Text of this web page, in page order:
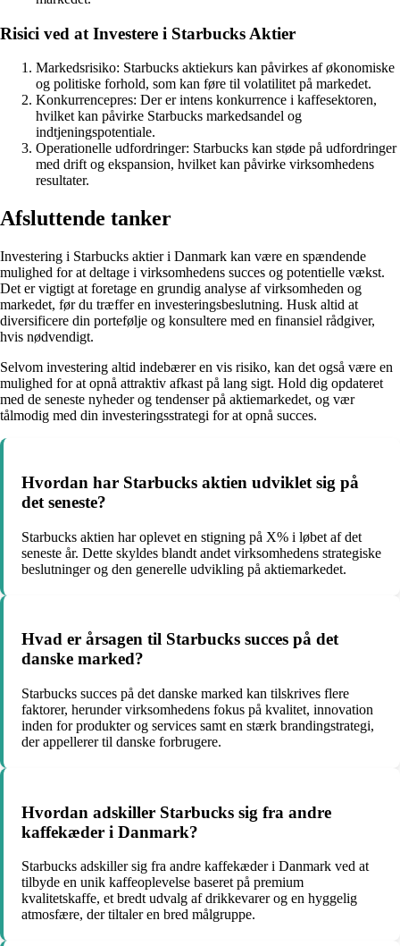
Risici ved at Investere i Starbucks Aktier
Markedsrisiko: Starbucks aktiekurs kan påvirkes af økonomiske
og politiske forhold, som kan føre til volatilitet på markedet.
Konkurrencepres: Der er intens konkurrence i kaffesektoren,
hvilket kan påvirke Starbucks markedsandel og
indtjeningspotentiale.
Operationelle udfordringer: Starbucks kan støde på udfordringer
med drift og ekspansion, hvilket kan påvirke virksomhedens
resultater.
Afsluttende tanker
Investering i Starbucks aktier i Danmark kan være en spændende
mulighed for at deltage i virksomhedens succes og potentielle vækst.
Det er vigtigt at foretage en grundig analyse af virksomheden og
markedet, før du træffer en investeringsbeslutning. Husk altid at
diversificere din portefølje og konsultere med en finansiel rådgiver,
hvis nødvendigt.
Selvom investering altid indebærer en vis risiko, kan det også være en
mulighed for at opnå attraktiv afkast på lang sigt. Hold dig opdateret
med de seneste nyheder og tendenser på aktiemarkedet, og vær
tålmodig med din investeringsstrategi for at opnå succes.
Hvordan har Starbucks aktien udviklet sig på
det seneste?
Starbucks aktien har oplevet en stigning på X% i løbet af det
seneste år. Dette skyldes blandt andet virksomhedens strategiske
beslutninger og den generelle udvikling på aktiemarkedet.
Hvad er årsagen til Starbucks succes på det
danske marked?
Starbucks succes på det danske marked kan tilskrives flere
faktorer, herunder virksomhedens fokus på kvalitet, innovation
inden for produkter og services samt en stærk brandingstrategi,
der appellerer til danske forbrugere.
Hvordan adskiller Starbucks sig fra andre
kaffekæder i Danmark?
Starbucks adskiller sig fra andre kaffekæder i Danmark ved at
tilbyde en unik kaffeoplevelse baseret på premium
kvalitetskaffe, et bredt udvalg af drikkevarer og en hyggelig
atmosfære, der tiltaler en bred målgruppe.